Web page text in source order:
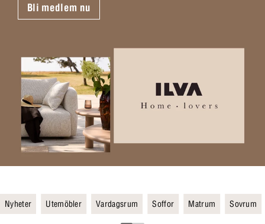
Bli medlem nu
Nyheter Utemöbler Vardagsrum Soffor Matrum Sovrum